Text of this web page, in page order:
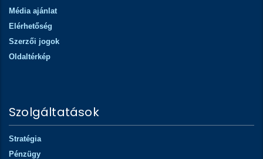
Média ajánlat
Elérhetőség
Szerzői jogok
Oldaltérkép
Szolgáltatások
Stratégia
Pénzügy